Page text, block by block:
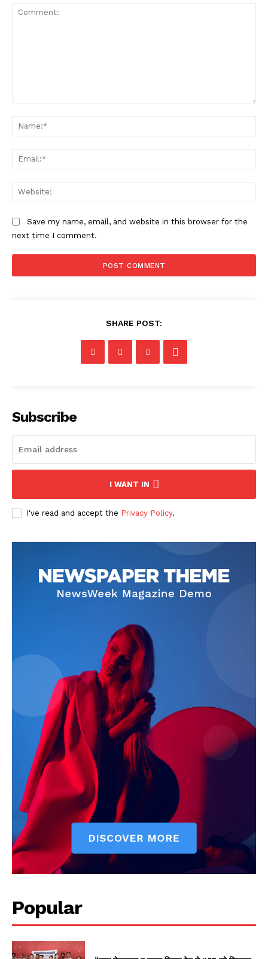
Save my name, email, and website in this browser for the
next time I comment.
SHARE POST:
Subscribe
I WANT IN
I've read and accept the Privacy Policy.
Popular